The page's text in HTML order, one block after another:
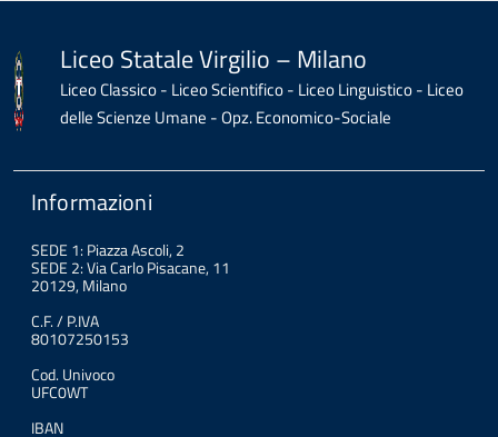
Liceo Statale Virgilio – Milano
Liceo Classico - Liceo Scientifico - Liceo Linguistico - Liceo
delle Scienze Umane - Opz. Economico-Sociale
Informazioni
SEDE 1: Piazza Ascoli, 2
SEDE 2: Via Carlo Pisacane, 11
20129, Milano
C.F. / P.IVA
80107250153
Cod. Univoco
UFC0WT
IBAN